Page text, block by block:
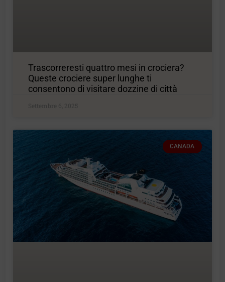
Trascorreresti quattro mesi in crociera?
Queste crociere super lunghe ti
consentono di visitare dozzine di città
Settembre 6, 2025
CANADA